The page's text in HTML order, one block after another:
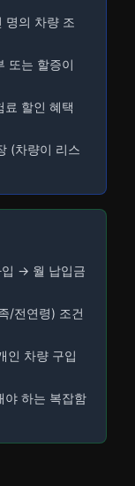
명의 차량 조
또는 할증이
료 할인 혜택
(차량이 리스
입 → 월 납입금
/전연령) 조건
인 차량 구입
야 하는 복잡함